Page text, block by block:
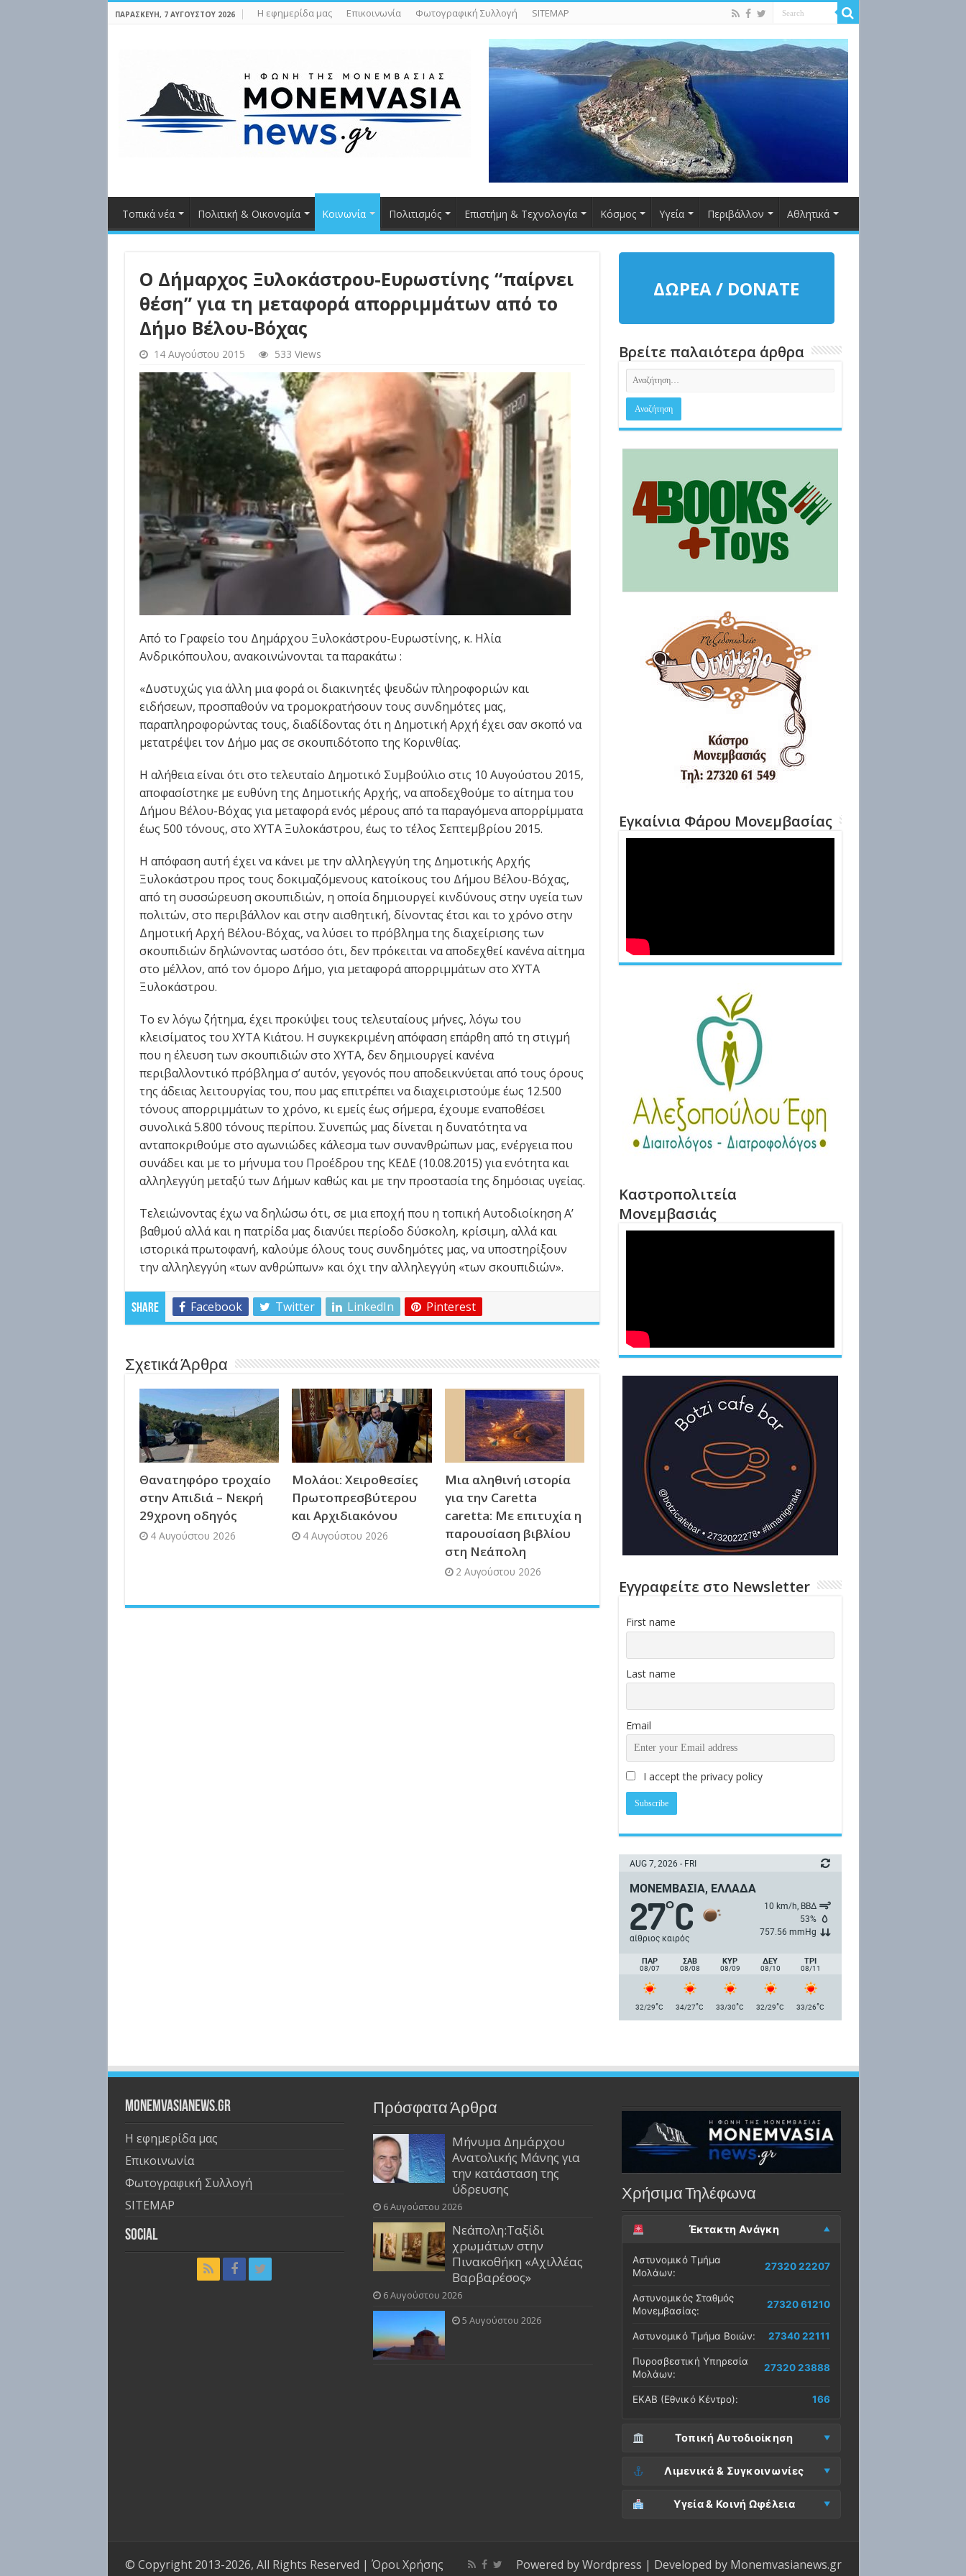
ΠΑΡΑΣΚΕΥΉ, 7 ΑΥΓΟΎΣΤΟΥ 2026 Η εφημερίδα μας Επικοινωνία Φωτογραφική Συλλογή SITEMAP
Τοπικά νέα Πολιτική & Οικονομία Κοινωνία Πολιτισμός Επιστήμη & Τεχνολογία Κόσμος Υγεία Περιβάλλον Αθλητικά
Ο Δήμαρχος Ξυλοκάστρου-Ευρωστίνης “παίρνει
θέση” για τη μεταφορά απορριμμάτων από το
Δήμο Βέλου-Βόχας
14 Αυγούστου 2015 533 Views
Από το Γραφείο του Δημάρχου Ξυλοκάστρου-Ευρωστίνης, κ. Ηλία
Ανδρικόπουλου, ανακοινώνονται τα παρακάτω :
«Δυστυχώς για άλλη μια φορά οι διακινητές ψευδών πληροφοριών και
ειδήσεων, προσπαθούν να τρομοκρατήσουν τους συνδημότες μας,
παραπληροφορώντας τους, διαδίδοντας ότι η Δημοτική Αρχή έχει σαν σκοπό να
μετατρέψει τον Δήμο μας σε σκουπιδότοπο της Κορινθίας.
Η αλήθεια είναι ότι στο τελευταίο Δημοτικό Συμβούλιο στις 10 Αυγούστου 2015,
αποφασίστηκε με ευθύνη της Δημοτικής Αρχής, να αποδεχθούμε το αίτημα του
Δήμου Βέλου-Βόχας για μεταφορά ενός μέρους από τα παραγόμενα απορρίμματα
έως 500 τόνους, στο ΧΥΤΑ Ξυλοκάστρου, έως το τέλος Σεπτεμβρίου 2015.
Η απόφαση αυτή έχει να κάνει με την αλληλεγγύη της Δημοτικής Αρχής
Ξυλοκάστρου προς τους δοκιμαζόμενους κατοίκους του Δήμου Βέλου-Βόχας,
από τη συσσώρευση σκουπιδιών, η οποία δημιουργεί κινδύνους στην υγεία των
πολιτών, στο περιβάλλον και στην αισθητική, δίνοντας έτσι και το χρόνο στην
Δημοτική Αρχή Βέλου-Βόχας, να λύσει το πρόβλημα της διαχείρισης των
σκουπιδιών δηλώνοντας ωστόσο ότι, δεν πρόκειται να αποδεχθεί κανένα αίτημα
στο μέλλον, από τον όμορο Δήμο, για μεταφορά απορριμμάτων στο ΧΥΤΑ
Ξυλοκάστρου.
Το εν λόγω ζήτημα, έχει προκύψει τους τελευταίους μήνες, λόγω του
κλεισίματος του ΧΥΤΑ Κιάτου. Η συγκεκριμένη απόφαση επάρθη από τη στιγμή
που η έλευση των σκουπιδιών στο ΧΥΤΑ, δεν δημιουργεί κανένα
περιβαλλοντικό πρόβλημα σ’ αυτόν, γεγονός που αποδεικνύεται από τους όρους
της άδειας λειτουργίας του, που μας επιτρέπει να διαχειριστούμε έως 12.500
τόνους απορριμμάτων το χρόνο, κι εμείς έως σήμερα, έχουμε εναποθέσει
συνολικά 5.800 τόνους περίπου. Συνεπώς μας δίνεται η δυνατότητα να
ανταποκριθούμε στο αγωνιώδες κάλεσμα των συνανθρώπων μας, ενέργεια που
συνάδει και με το μήνυμα του Προέδρου της ΚΕΔΕ (10.08.2015) για ενότητα και
αλληλεγγύη μεταξύ των Δήμων καθώς και με την προστασία της δημόσιας υγείας.
Τελειώνοντας έχω να δηλώσω ότι, σε μια εποχή που η τοπική Αυτοδιοίκηση Α’
βαθμού αλλά και η πατρίδα μας διανύει περίοδο δύσκολη, κρίσιμη, αλλά και
ιστορικά πρωτοφανή, καλούμε όλους τους συνδημότες μας, να υποστηρίξουν
την αλληλεγγύη «των ανθρώπων» και όχι την αλληλεγγύη «των σκουπιδιών».
Share Facebook Twitter LinkedIn Pinterest
Σχετικά Άρθρα
Θανατηφόρο τροχαίο
στην Απιδιά – Νεκρή
29χρονη οδηγός
4 Αυγούστου 2026
Μολάοι: Χειροθεσίες
Πρωτοπρεσβύτερου
και Αρχιδιακόνου
4 Αυγούστου 2026
Μια αληθινή ιστορία
για την Caretta
caretta: Με επιτυχία η
παρουσίαση βιβλίου
στη Νεάπολη
2 Αυγούστου 2026
ΔΩΡΕΑ / DONATE
Βρείτε παλαιότερα άρθρα
Εγκαίνια Φάρου Μονεμβασίας
Καστροπολιτεία
Μονεμβασιάς
Εγγραφείτε στο Newsletter
First name
Last name
Email
I accept the privacy policy
AUG 7, 2026 - FRI
ΜΟΝΕΜΒΑΣΙΆ, ΕΛΛΆΔΑ
27°C
αίθριος καιρός
10 km/h, ΒΒΔ
53%
757.56 mmHg
ΠΑΡ
08/07
ΣΑΒ
08/08
ΚΥΡ
08/09
ΔΕΥ
08/10
ΤΡΙ
08/11
32/29°C 34/27°C 33/30°C 32/29°C 33/26°C
Monemvasianews.gr
Η εφημερίδα μας
Επικοινωνία
Φωτογραφική Συλλογή
SITEMAP
Social
Πρόσφατα Άρθρα
Μήνυμα Δημάρχου
Ανατολικής Μάνης για
την κατάσταση της
ύδρευσης
6 Αυγούστου 2026
Νεάπολη:Ταξίδι
χρωμάτων στην
Πινακοθήκη «Αχιλλέας
Βαρβαρέσος»
6 Αυγούστου 2026
5 Αυγούστου 2026
Χρήσιμα Τηλέφωνα
Έκτακτη Ανάγκη
Αστυνομικό Τμήμα
Μολάων:
27320 22207
Αστυνομικός Σταθμός
Μονεμβασίας:
27320 61210
Αστυνομικό Τμήμα Βοιών: 27340 22111
Πυροσβεστική Υπηρεσία
Μολάων:
27320 23888
ΕΚΑΒ (Εθνικό Κέντρο): 166
Τοπική Αυτοδιοίκηση
Δήμος Μονεμβασίας
(Έδρα):
27323 60500
Δ.Ε. Μονεμβασίας
27323 60019
ΚΕΠ Μονεμβασίας: 27323 60031
Λιμενικά & Συγκοινωνίες
Λιμεναρχείο
Μονεμβασίας:
27320 61266
ΚΤΕΛ Λακωνίας (Σταθμός
Μολάων):
27320 22209
Υγεία & Κοινή Ωφέλεια
Powered byWordpress | Developed by Monemvasianews.gr
© Copyright 2013-2026, All Rights Reserved | Όροι Χρήσης